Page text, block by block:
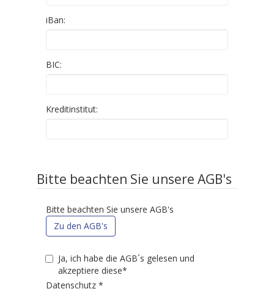
iBan:
BIC:
Kreditinstitut:
Bitte beachten Sie unsere AGB's
Bitte beachten Sie unsere AGB's
Zu den AGB's
Ja, ich habe die AGB´s gelesen und
akzeptiere diese*
Datenschutz *